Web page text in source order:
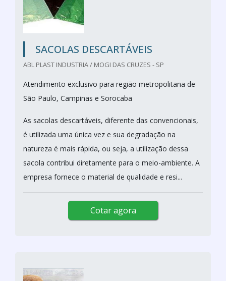
SACOLAS DESCARTÁVEIS
ABL PLAST INDUSTRIA / MOGI DAS CRUZES - SP
Atendimento exclusivo para região metropolitana de
São Paulo, Campinas e Sorocaba
As sacolas descartáveis, diferente das convencionais,
é utilizada uma única vez e sua degradação na
natureza é mais rápida, ou seja, a utilização dessa
sacola contribui diretamente para o meio-ambiente. A
empresa fornece o material de qualidade e resi...
Cotar agora